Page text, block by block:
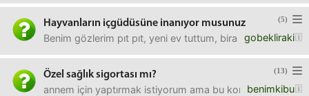
(5)
Hayvanların içgüdüsüne inanıyor musunuz
gobekliraki
Benim gözlerim pıt pıt, yeni ev tuttum, biraz da uzak
(13)
Özel sağlık sigortası mı?
benimkibu
annem için yaptırmak istiyorum ama bu konuda HİÇ